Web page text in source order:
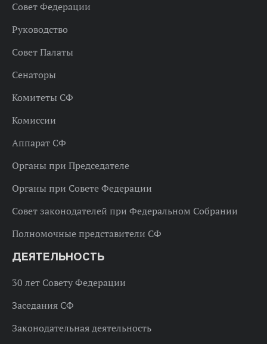
Совет Федерации
Руководство
Совет Палаты
Сенаторы
Комитеты СФ
Комиссии
Аппарат СФ
Органы при Председателе
Органы при Совете Федерации
Совет законодателей при Федеральном Собрании
Полномочные представители СФ
ДЕЯТЕЛЬНОСТЬ
30 лет Совету Федерации
Заседания СФ
Законодательная деятельность